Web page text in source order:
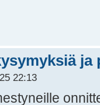
ja
22:13